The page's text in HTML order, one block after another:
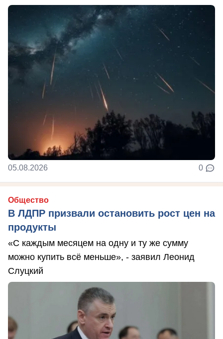
05.08.2026 0
Общество
В ЛДПР призвали остановить рост цен на
продукты
«С каждым месяцем на одну и ту же сумму
можно купить всё меньше», - заявил Леонид
Слуцкий